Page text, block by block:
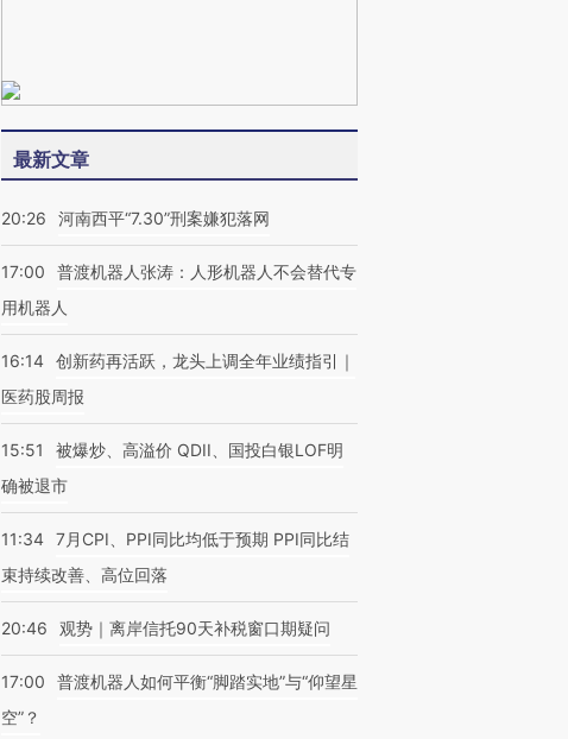
最新文章
20:26 河南西平“7.30”刑案嫌犯落网
17:00
普渡机器人张涛：人形机器人不会替代专
用机器人
16:14 创新药再活跃，龙头上调全年业绩指引｜
医药股周报
15:51
被爆炒、高溢价 QDII、国投白银LOF明
确被退市
11:34 7月CPI、PPI同比均低于预期 PPI同比结
束持续改善、高位回落
20:46 观势｜离岸信托90天补税窗口期疑问
17:00
普渡机器人如何平衡“脚踏实地”与“仰望星
空”？